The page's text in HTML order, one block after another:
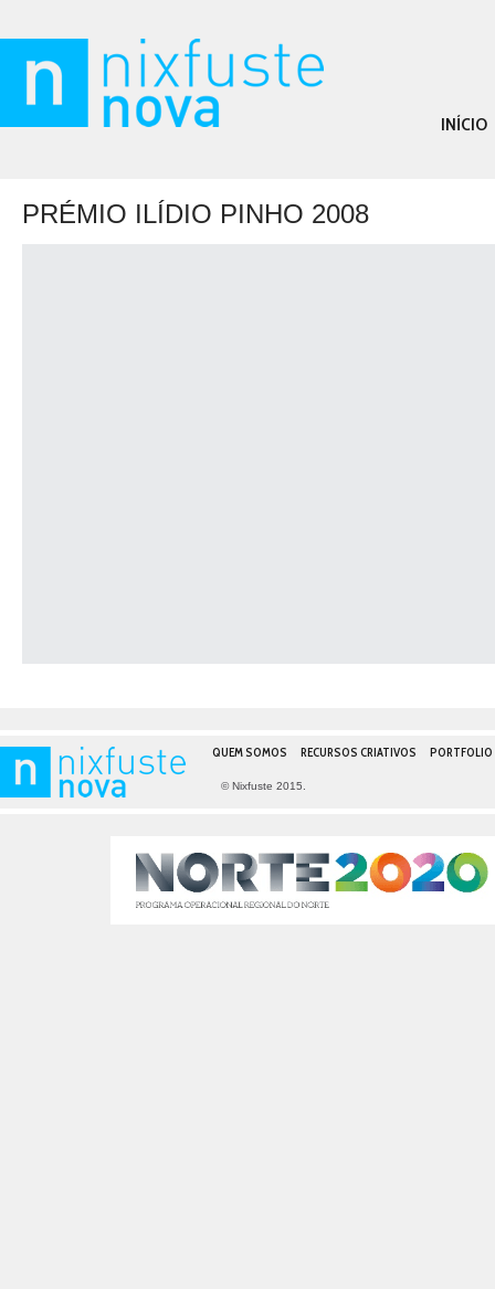
INÍCIO
PRÉMIO ILÍDIO PINHO 2008
QUEM SOMOS RECURSOS CRIATIVOS PORTFOLIO
© Nixfuste 2015.